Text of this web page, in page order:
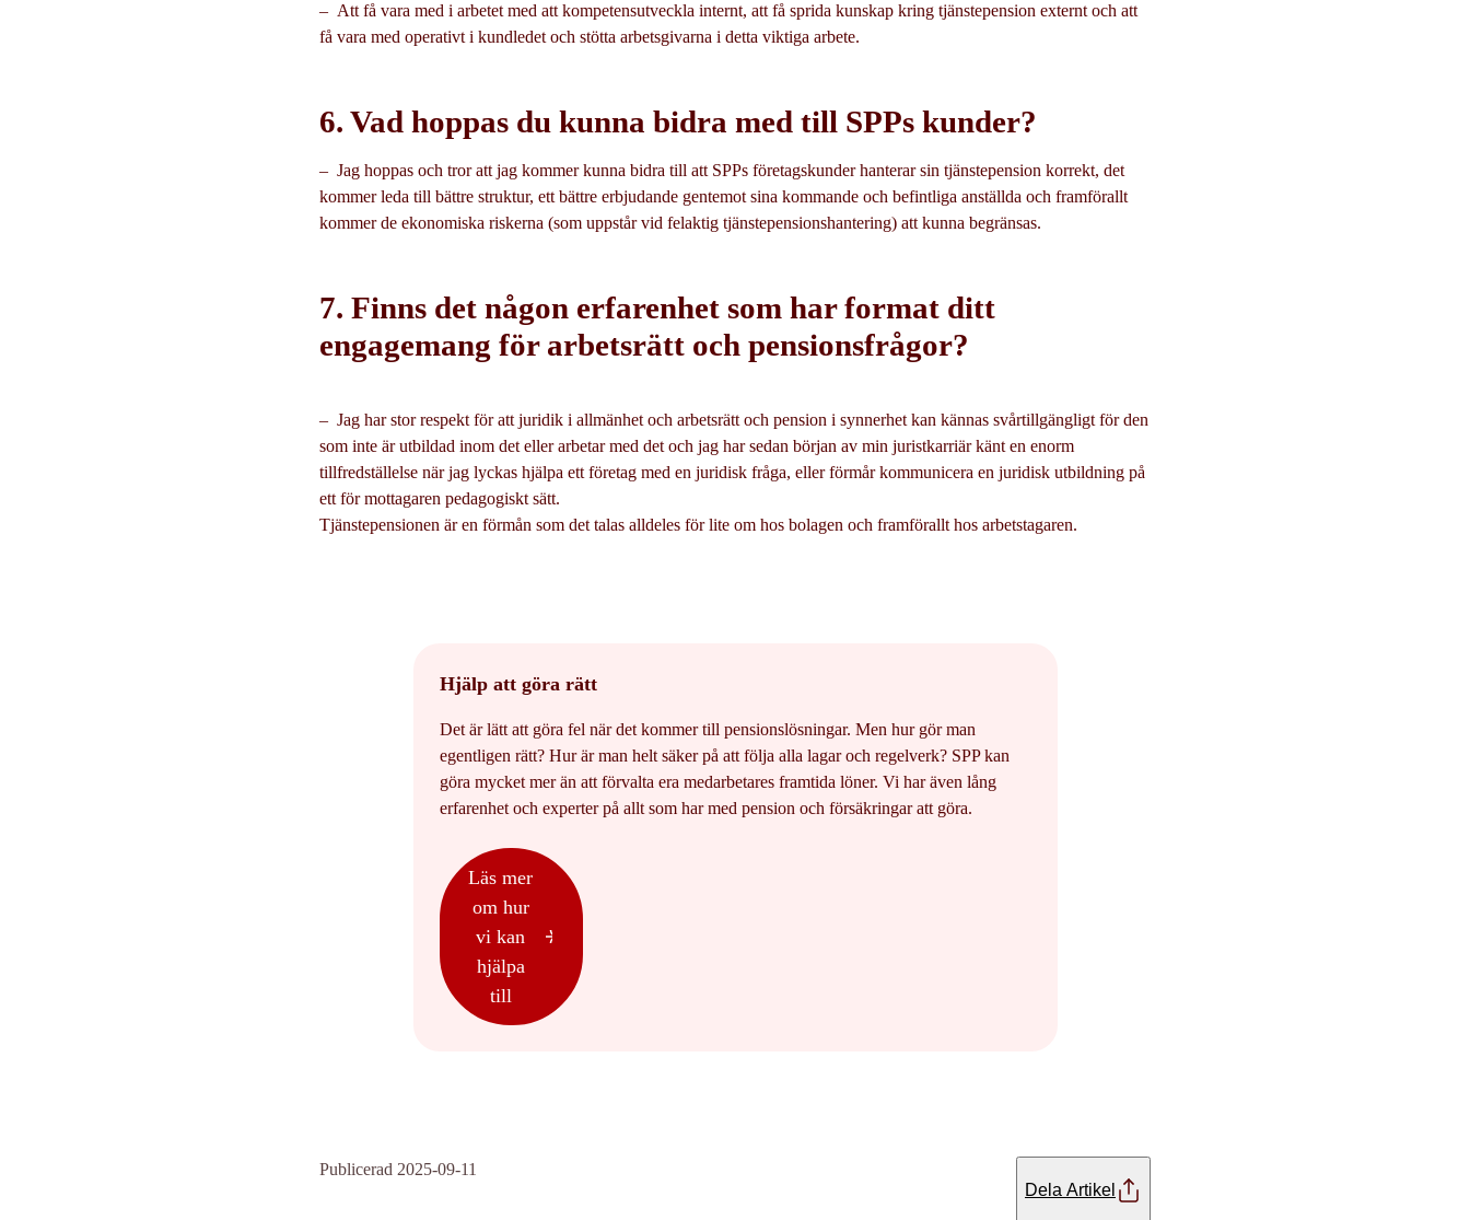
– Att få vara med i arbetet med att kompetensutveckla internt, att få sprida kunskap kring tjänstepension externt och att
få vara med operativt i kundledet och stötta arbetsgivarna i detta viktiga arbete.
6. Vad hoppas du kunna bidra med till SPPs kunder?
– Jag hoppas och tror att jag kommer kunna bidra till att SPPs företagskunder hanterar sin tjänstepension korrekt, det
kommer leda till bättre struktur, ett bättre erbjudande gentemot sina kommande och befintliga anställda och framförallt
kommer de ekonomiska riskerna (som uppstår vid felaktig tjänstepensionshantering) att kunna begränsas.
7. Finns det någon erfarenhet som har format ditt
engagemang för arbetsrätt och pensionsfrågor?
– Jag har stor respekt för att juridik i allmänhet och arbetsrätt och pension i synnerhet kan kännas svårtillgängligt för den
som inte är utbildad inom det eller arbetar med det och jag har sedan början av min juristkarriär känt en enorm
tillfredställelse när jag lyckas hjälpa ett företag med en juridisk fråga, eller förmår kommunicera en juridisk utbildning på
ett för mottagaren pedagogiskt sätt.
Tjänstepensionen är en förmån som det talas alldeles för lite om hos bolagen och framförallt hos arbetstagaren.
Hjälp att göra rätt
Det är lätt att göra fel när det kommer till pensionslösningar. Men hur gör man
egentligen rätt? Hur är man helt säker på att följa alla lagar och regelverk? SPP kan
göra mycket mer än att förvalta era medarbetares framtida löner. Vi har även lång
erfarenhet och experter på allt som har med pension och försäkringar att göra.
Läs mer
om hur
vi kan
hjälpa
till
Publicerad 2025-09-11
Dela Artikel